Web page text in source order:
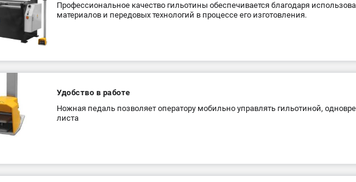
Профессиональное качество гильотины обеспечивается благодаря
материалов и передовых технологий в процессе его изготовления.
Удобство в работе
Ножная педаль позволяет оператору мобильно управлять гильотиной,
листа